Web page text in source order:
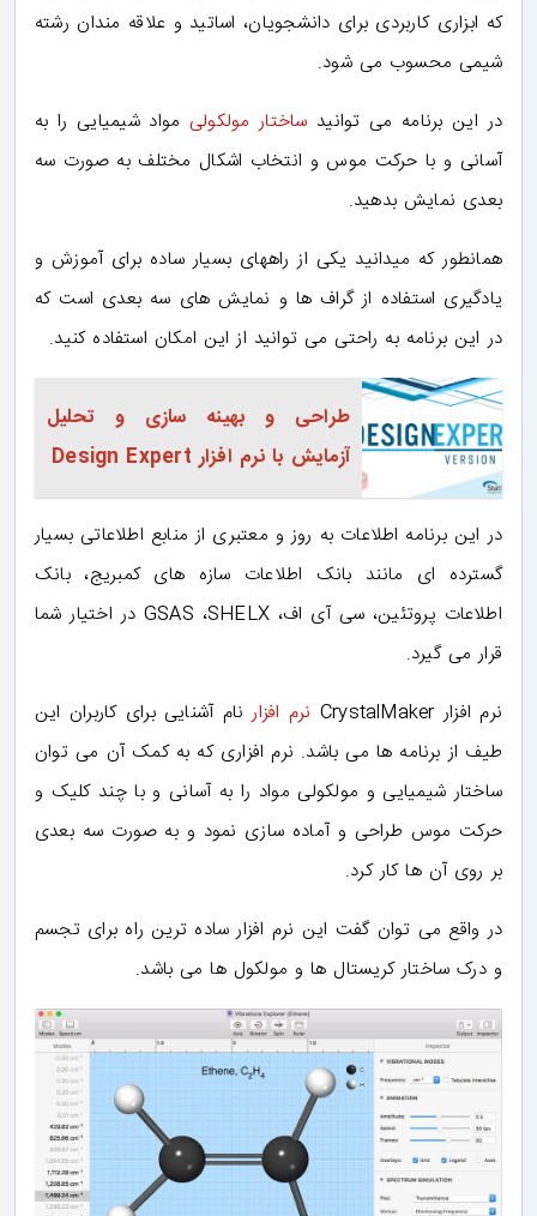
که ابزاری کاربردی برای دانشجویان، اساتید و علاقه مندان رشته
شیمی محسوب می شود.
در این برنامه می توانید ساختار مولکولی مواد شیمیایی را به
آسانی و با حرکت موس و انتخاب اشکال مختلف به صورت سه
بعدی نمایش بدهید.
همانطور که میدانید یکی از راههای بسیار ساده برای آموزش و
یادگیری استفاده از گراف ها و نمایش های سه بعدی است که
در این برنامه به راحتی می توانید از این امکان استفاده کنید.
طراحی و بهینه سازی و تحلیل
آزمایش با نرم افزار Design Expert
در این برنامه اطلاعات به روز و معتبری از منابع اطلاعاتی بسیار
گسترده ای مانند بانک اطلاعات سازه های کمبریج، بانک
اطلاعات پروتئین، سی آی اف، GSAS ،SHELX در اختیار شما
قرار می گیرد.
نرم افزار CrystalMaker
نرم افزارنام آشنایی برای کاربران این
طیف از برنامه ها می باشد. نرم افزاری که به کمک آن می توان
ساختار شیمیایی و مولکولی مواد را به آسانی و با چند کلیک و
حرکت موس طراحی و آماده سازی نمود و به صورت سه بعدی
بر روی آن ها کار کرد.
در واقع می توان گفت این نرم افزار ساده ترین راه برای تجسم
و درک ساختار کریستال ها و مولکول ها می باشد.